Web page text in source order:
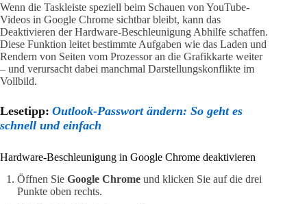
Wenn die Taskleiste speziell beim Schauen von YouTube-
Videos in Google Chrome sichtbar bleibt, kann das
Deaktivieren der Hardware-Beschleunigung Abhilfe schaffen.
Diese Funktion leitet bestimmte Aufgaben wie das Laden und
Rendern von Seiten vom Prozessor an die Grafikkarte weiter
– und verursacht dabei manchmal Darstellungskonflikte im
Vollbild.
Lesetipp: Outlook-Passwort ändern: So geht es
schnell und einfach
Hardware-Beschleunigung in Google Chrome deaktivieren
Öffnen Sie Google Chrome und klicken Sie auf die drei
Punkte oben rechts.